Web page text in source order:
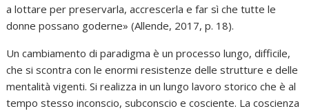
a lottare per preservarla, accrescerla e far sì che tutte le
donne possano goderne» (Allende, 2017, p. 18).
Un cambiamento di paradigma è un processo lungo, difficile,
che si scontra con le enormi resistenze delle strutture e delle
mentalità vigenti. Si realizza in un lungo lavoro storico che è al
tempo stesso inconscio, subconscio e cosciente. La coscienza